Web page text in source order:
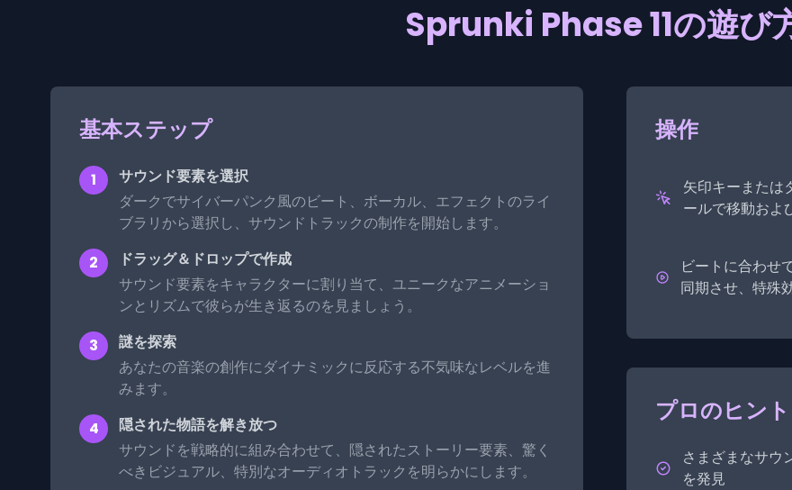
Sprunki Phase 11の遊び
基本ステップ
1
サウンド要素を選択
ダークでサイバーパンク風のビート、ボーカル、エフェクトのライ
ブラリから選択し、サウンドトラックの制作を開始します。
2
ドラッグ＆ドロップで作成
サウンド要素をキャラクターに割り当て、ユニークなアニメーショ
ンとリズムで彼らが生き返るのを見ましょう。
3
謎を探索
あなたの音楽の創作にダイナミックに反応する不気味なレベルを進
みます。
4
隠された物語を解き放つ
サウンドを戦略的に組み合わせて、隠されたストーリー要素、驚く
べきビジュアル、特別なオーディオトラックを明らかにします。
操作
矢印キーまたは
ールで移動およ
ビートに合わせ
同期させ、特殊
プロのヒント
さまざまなサウ
を発見